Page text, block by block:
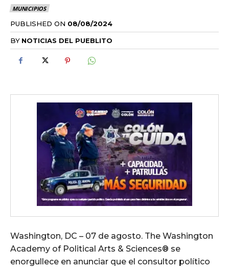
MUNICIPIOS
PUBLISHED ON 08/08/2024
BY NOTICIAS DEL PUEBLITO
Washington, DC – 07 de agosto. The Washington
Academy of Political Arts & Sciences®️ se
enorgullece en anunciar que el consultor político